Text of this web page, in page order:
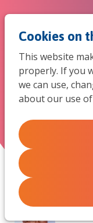
Cookies on
This website
properly. If you
we can use,
about our use
Hoe